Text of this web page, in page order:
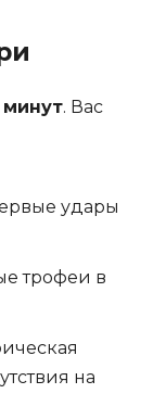
минут. Вас
удары
трофеи в
на